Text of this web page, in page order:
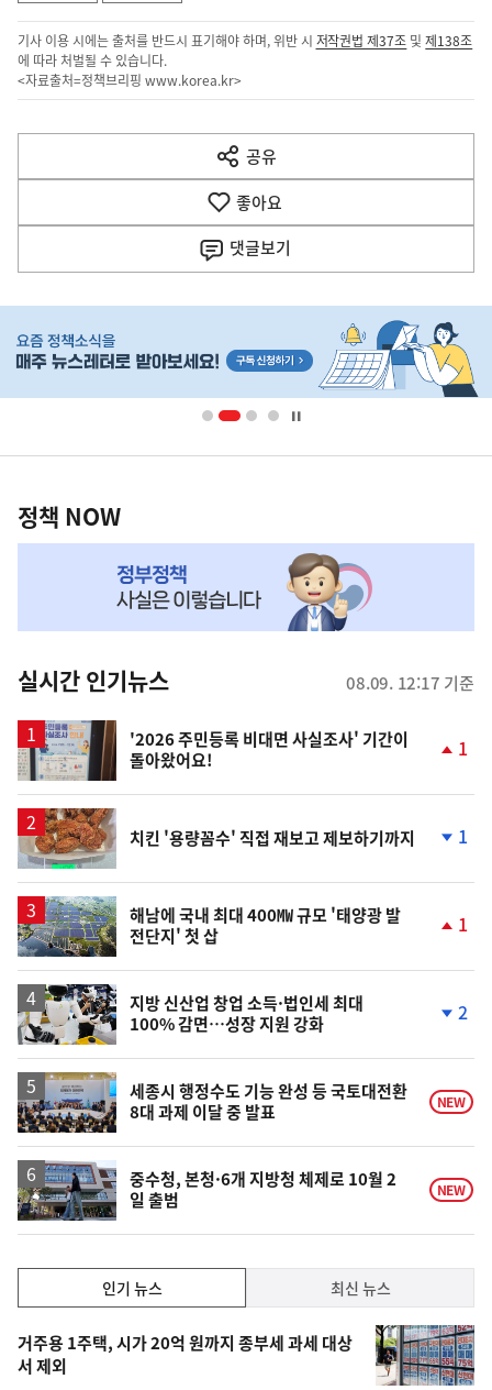
기사 이용 시에는 출처를 반드시 표기해야 하며, 위반 시 저작권법 제37조 및제138조
에 따라 처벌될 수 있습니다.
<자료출처=정책브리핑 www.korea.kr>
다
음
공유
열
기
좋아요
댓글보기
단
영
책
NOW,
뉴
스
정책 NOW
실시간 인기뉴스 08.09. 12:17 기준
'2026 주민등록 비대면 사실조사' 기간이
돌아왔어요!
상
1
치킨 '용량꼼수' 직접 재보고 제보하기까지
하
1
해남에 국내 최대 400㎿ 규모 '태양광 발
전단지' 첫 삽
상
1
지방 신산업 창업 소득·법인세 최대
100% 감면…성장 지원 강화
하
락
2
세종시 행정수도 기능 완성 등 국토대전환
8대 과제 이달 중 발표
NEW
중수청, 본청·6개 지방청 체제로 10월 2
일 출범
NEW
인
기,
최
신,
인기 뉴스 최신 뉴스
인
기
뉴
거주용 1주택, 시가 20억 원까지 종부세 과세 대상
서 제외